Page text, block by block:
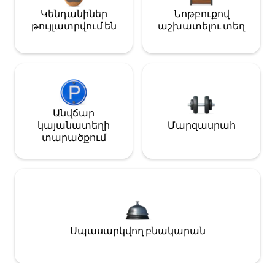
Կենդանիներ
թույլատրվում են
Նոթբուքով
աշխատելու տեղ
Անվճար
կայանատեղի
տարածքում
Մարզասրահ
Սպասարկվող բնակարան